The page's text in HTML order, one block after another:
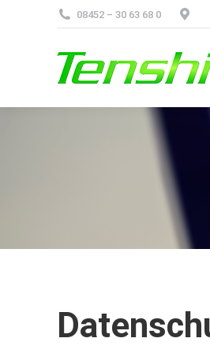
08452 – 30 63 68 0